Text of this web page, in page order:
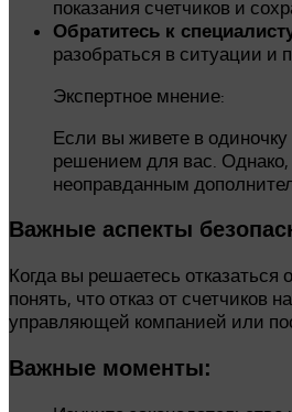
показания счетчиков и
Обратитесь к
разобраться в ситуации и
Экспертное мнение:
Если вы живете в одиночку
решением для вас. Однако,
неоправданным
Важные аспекты
Когда вы решаетесь отказаться
понять, что отказ от
управляющей компанией или
Важные моменты: